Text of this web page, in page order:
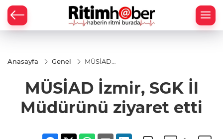
Anasayfa Genel
MÜSİAD
Müdürünü
ziyaret etti
MÜSİAD İzmir, SGK İl
Müdürünü ziyaret etti